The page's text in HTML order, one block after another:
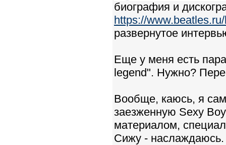
биография и
https://
развернутое
Еще у меня есть
legend". Нужно?
Вообще, каюсь, я
заезженную Sexy
материалом,
Сижу - наслаждаюсь.